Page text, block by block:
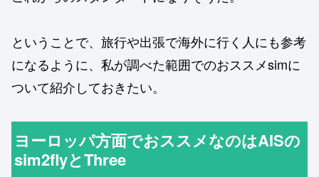
ということで、旅行や出張で海外に行く人にも参考
になるように、私が調べた範囲でのおススメsimに
ついて紹介しておきたい。
ヨーロッパ方面でおススメなのはAISの
sim2flyとThree